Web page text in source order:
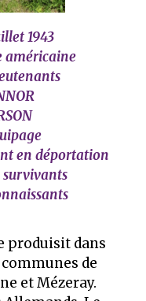
1943
américaine
en déportation
survivants
produisit dans
de
et Mézeray.